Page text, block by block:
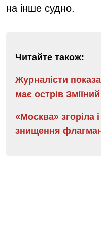
на інше судно.
Читайте також:
Журналісти
має острів
«Москва» згоріла
знищення